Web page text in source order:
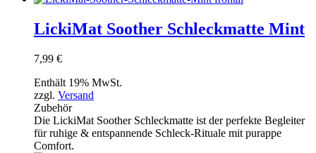
LickiMat Soother Schleckmatte Mint
7,99 €
Enthält 19% MwSt.
zzgl. Versand
Zubehör
Die LickiMat Soother Schleckmatte ist der perfekte Begleiter
für ruhige & entspannende Schleck-Rituale mit purappe
Comfort.